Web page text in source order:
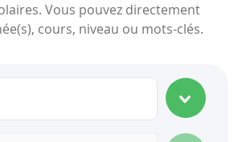
Vous pouvez directement
cours, niveau ou mots-clés.